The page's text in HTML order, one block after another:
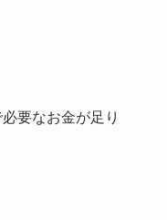
要なお金が足り